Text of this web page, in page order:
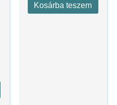
Kosárba teszem